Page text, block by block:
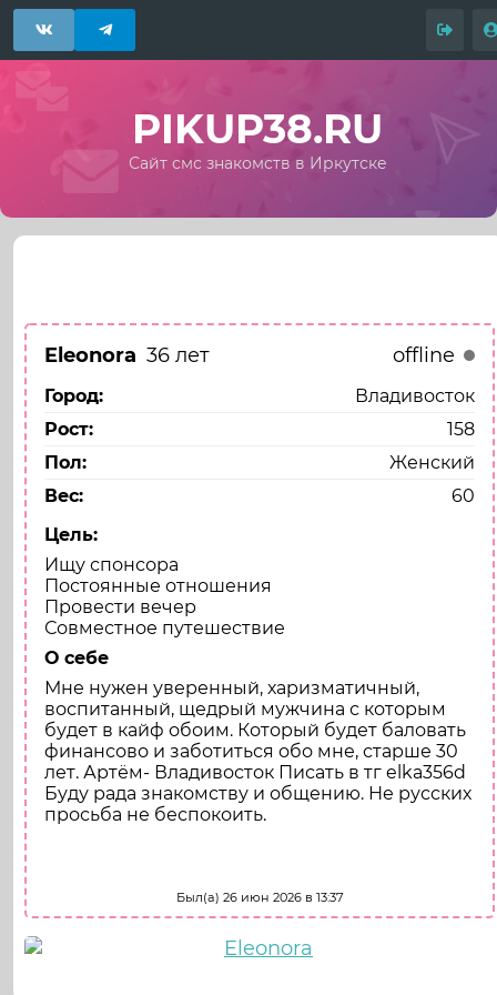
PIKUP38.RU
Сайт смс знакомств в Иркутске
Eleonora 36 лет offline
Город:
Владивосток
Рост:
158
Пол:
Женский
Вес:
60
Цель:
Ищу спонсора
Постоянные отношения
Провести вечер
Совместное путешествие
О себе
Мне нужен уверенный, харизматичный,
воспитанный, щедрый мужчина с которым
будет в кайф обоим. Который будет баловать
финансово и заботиться обо мне, старше 30
лет. Артём- Владивосток Писать в тг elka356d
Буду рада знакомству и общению. Не русских
просьба не беспокоить.
Был(а) 26 июн 2026 в 13:37